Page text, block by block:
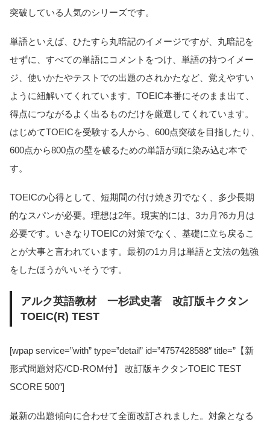
突破している人気のシリーズです。
単語といえば、ひたすら丸暗記のイメージですが、丸暗記を
せずに、すべての単語にコメントをつけ、単語の持つイメー
ジ、使いかたやテストでの出題のされかたなど、覚えやすい
ように紐解いてくれています。TOEIC本番にそのまま出て、
得点につながるよく出るものだけを厳選してくれています。
はじめてTOEICを受験する人から、600点突破を目指したり、
600点から800点の壁を破るための単語が頭に染み込む本で
す。
TOEICの心得として、短期間の付け焼き刃でなく、多少長期
的なスパンが必要。理想は2年。現実的には、3カ月?6カ月は
必要です。いきなりTOEICの対策でなく、基礎に立ち戻るこ
とが大事と言われています。最初の1カ月は単語と文法の勉強
をしたほうがいいそうです。
アルク英語教材 一杉武史著 改訂版キクタン
TOEIC(R) TEST
[wpap service=”with” type=”detail” id=”4757428588″ title=”【新
形式問題対応/CD-ROM付】 改訂版キクタンTOEIC TEST
SCORE 500″]
最新の出題傾向に合わせて全面改訂されました。対象となる